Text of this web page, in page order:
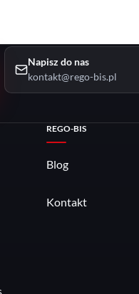
Napisz do nas
kontakt@rego-bis.pl
REGO-BIS
Blog
Kontakt